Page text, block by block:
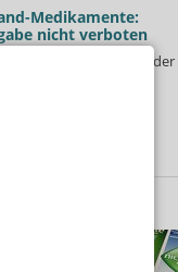
Medikamente:
nicht verboten
Arzneimittel werden in der